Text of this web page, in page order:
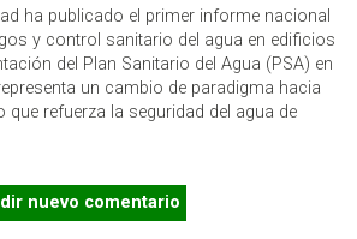
ha publicado el primer informe nacional
y control sanitario del agua en edificios
del Plan Sanitario del Agua (PSA) en
un cambio de paradigma hacia
que refuerza la seguridad del agua de
SANITARIO DEL AGUA EN EDIFICIOS
PRIMER INFORME NACIONAL DE
nuevo comentario